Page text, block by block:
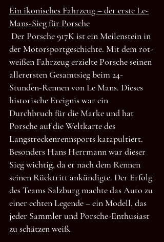
Ein ikonisches Fahrzeug – der erste Le-
Mans-Sieg für Porsche
Der Porsche 917K ist ein Meilenstein in
der Motorsportgeschichte. Mit dem rot-
weißen Fahrzeug erzielte Porsche seinen
allerersten Gesamtsieg beim 24-
Stunden-Rennen von Le Mans. Dieses
historische Ereignis war ein
Durchbruch für die Marke und hat
Porsche auf die Weltkarte des
Langstreckenrennsports katapultiert.
Besonders Hans Herrmann war dieser
Sieg wichtig, da er nach dem Rennen
seinen Rücktritt ankündigte. Der Erfolg
des Teams Salzburg machte das Auto zu
einer echten Legende – ein Modell, das
jeder Sammler und Porsche-Enthusiast
zu schätzen weiß.